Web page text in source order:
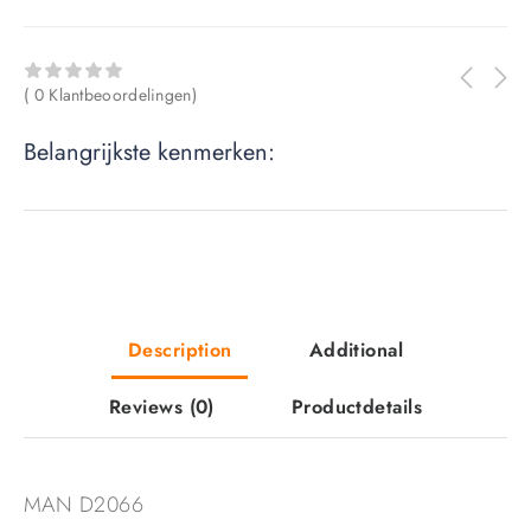
( 0 Klantbeoordelingen)
Belangrijkste kenmerken:
Description Additional
Reviews (0) Productdetails
MAN D2066